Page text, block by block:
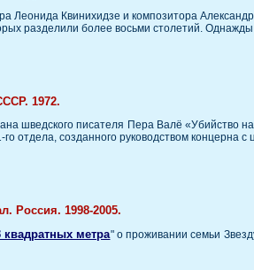
Леонида Квинихидзе и композитора
разделили более восьми столетий.
1972.
шведского писателя Пера Валё «Убийство
отдела, созданного руководством концерна
Россия. 1998-2005.
квадратных метра" о проживании семьи